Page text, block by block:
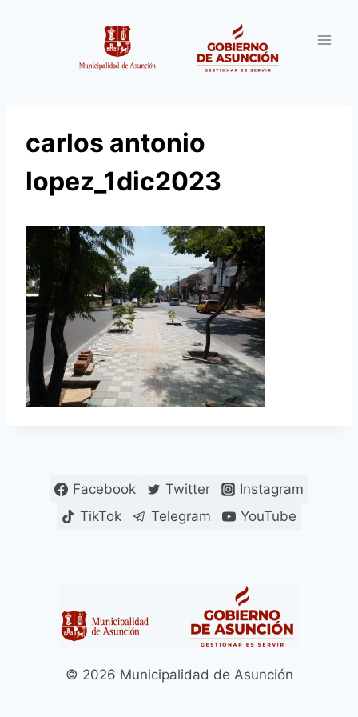
carlos antonio
lopez_1dic2023
Facebook Twitter
Instagram
TikTok
Telegram YouTube
© 2026 Municipalidad de Asunción